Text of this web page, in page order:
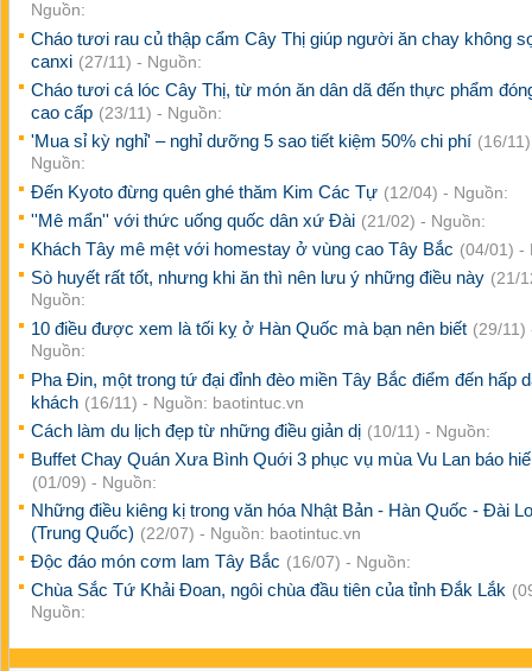
Nguồn:
Cháo tươi rau củ thập cẩm Cây Thị giúp người ăn chay không
canxi (27/11) - Nguồn:
Cháo tươi cá lóc Cây Thị, từ món ăn dân dã đến thực phẩm
cao cấp (23/11) - Nguồn:
'Mua sỉ kỳ nghỉ' – nghỉ dưỡng 5 sao tiết kiệm 50% chi phí (16/
Nguồn:
Đến Kyoto đừng quên ghé thăm Kim Các Tự (12/04) - Nguồn:
''Mê mẩn'' với thức uống quốc dân xứ Đài (21/02) - Nguồn:
Khách Tây mê mệt với homestay ở vùng cao Tây Bắc (04/01) -
Sò huyết rất tốt, nhưng khi ăn thì nên lưu ý những điều này (21/
Nguồn:
10 điều được xem là tối kỵ ở Hàn Quốc mà bạn nên biết (29/11)
Nguồn:
Pha Đin, một trong tứ đại đỉnh đèo miền Tây Bắc điểm đến hấp
khách (16/11) - Nguồn: baotintuc.vn
Cách làm du lịch đẹp từ những điều giản dị (10/11) - Nguồn:
Buffet Chay Quán Xưa Bình Quới 3 phục vụ mùa Vu Lan báo
(01/09) - Nguồn:
Những điều kiêng kị trong văn hóa Nhật Bản - Hàn Quốc - Đài
(Trung Quốc) (22/07) - Nguồn: baotintuc.vn
Độc đáo món cơm lam Tây Bắc (16/07) - Nguồn:
Chùa Sắc Tứ Khải Đoan, ngôi chùa đầu tiên của tỉnh Đắk Lắk
Nguồn: